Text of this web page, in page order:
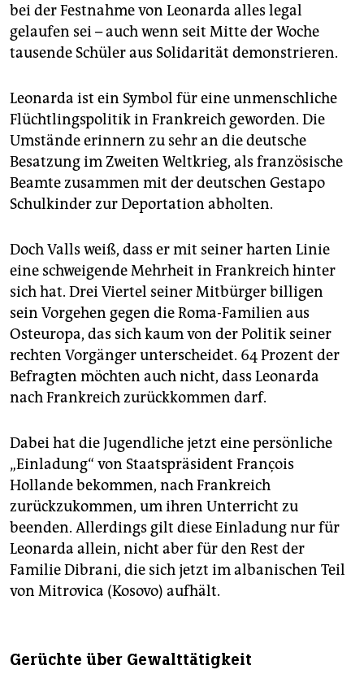
bei der Festnahme von Leonarda alles legal
gelaufen sei – auch wenn seit Mitte der Woche
tausende Schüler aus Solidarität demonstrieren.
Leonarda ist ein Symbol für eine unmenschliche
Flüchtlingspolitik in Frankreich geworden. Die
Umstände erinnern zu sehr an die deutsche
Besatzung im Zweiten Weltkrieg, als französische
Beamte zusammen mit der deutschen Gestapo
Schulkinder zur Deportation abholten.
Doch Valls weiß, dass er mit seiner harten Linie
eine schweigende Mehrheit in Frankreich hinter
sich hat. Drei Viertel seiner Mitbürger billigen
sein Vorgehen gegen die Roma-Familien aus
Osteuropa, das sich kaum von der Politik seiner
rechten Vorgänger unterscheidet. 64 Prozent der
Befragten möchten auch nicht, dass Leonarda
nach Frankreich zurückkommen darf.
Dabei hat die Jugendliche jetzt eine persönliche
„Einladung“ von Staatspräsident François
Hollande bekommen, nach Frankreich
zurückzukommen, um ihren Unterricht zu
beenden. Allerdings gilt diese Einladung nur für
Leonarda allein, nicht aber für den Rest der
Familie Dibrani, die sich jetzt im albanischen Teil
von Mitrovica (Kosovo) aufhält.
Gerüchte über Gewalttätigkeit